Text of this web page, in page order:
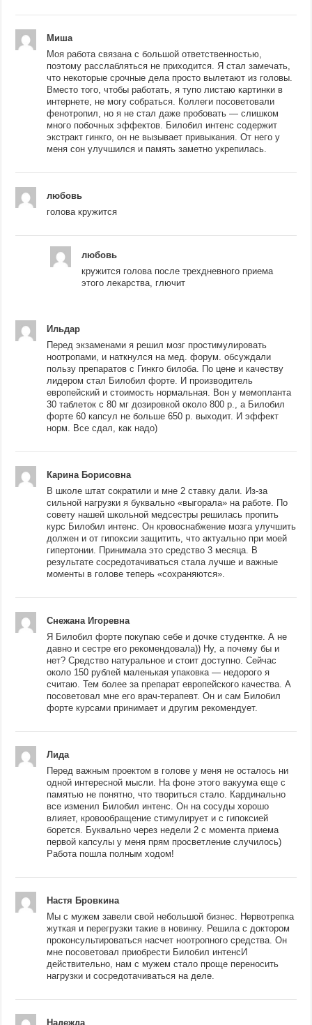
Миша
Моя работа связана с большой ответственностью,
поэтому расслабляться не приходится. Я стал замечать,
что некоторые срочные дела просто вылетают из головы.
Вместо того, чтобы работать, я тупо листаю картинки в
интернете, не могу собраться. Коллеги посоветовали
фенотропил, но я не стал даже пробовать — слишком
много побочных эффектов. Билобил интенс содержит
экстракт гинкго, он не вызывает привыкания. От него у
меня сон улучшился и память заметно укрепилась.
любовь
голова кружится
любовь
кружится голова после трехдневного приема
этого лекарства, глючит
Ильдар
Перед экзаменами я решил мозг простимулировать
ноотропами, и наткнулся на мед. форум. обсуждали
пользу препаратов с Гинкго билоба. По цене и качеству
лидером стал Билобил форте. И производитель
европейский и стоимость нормальная. Вон у мемопланта
30 таблеток с 80 мг дозировкой около 800 р., а Билобил
форте 60 капсул не больше 650 р. выходит. И эффект
норм. Все сдал, как надо)
Карина Борисовна
В школе штат сократили и мне 2 ставку дали. Из-за
сильной нагрузки я буквально «выгорала» на работе. По
совету нашей школьной медсестры решилась пропить
курс Билобил интенс. Он кровоснабжение мозга улучшить
должен и от гипоксии защитить, что актуально при моей
гипертонии. Принимала это средство 3 месяца. В
результате сосредотачиваться стала лучше и важные
моменты в голове теперь «сохраняются».
Снежана Игоревна
Я Билобил форте покупаю себе и дочке студентке. А не
давно и сестре его рекомендовала)) Ну, а почему бы и
нет? Средство натуральное и стоит доступно. Сейчас
около 150 рублей маленькая упаковка — недорого я
считаю. Тем более за препарат европейского качества. А
посоветовал мне его врач-терапевт. Он и сам Билобил
форте курсами принимает и другим рекомендует.
Лида
Перед важным проектом в голове у меня не осталось ни
одной интересной мысли. На фоне этого вакуума еще с
памятью не понятно, что твориться стало. Кардинально
все изменил Билобил интенс. Он на сосуды хорошо
влияет, кровообращение стимулирует и с гипоксией
борется. Буквально через недели 2 с момента приема
первой капсулы у меня прям просветление случилось)
Работа пошла полным ходом!
Настя Бровкина
Мы с мужем завели свой небольшой бизнес. Нервотрепка
жуткая и перегрузки такие в новинку. Решила с доктором
проконсультироваться насчет ноотропного средства. Он
мне посоветовал приобрести Билобил интенсИ
действительно, нам с мужем стало проще переносить
нагрузки и сосредотачиваться на деле.
Надежда